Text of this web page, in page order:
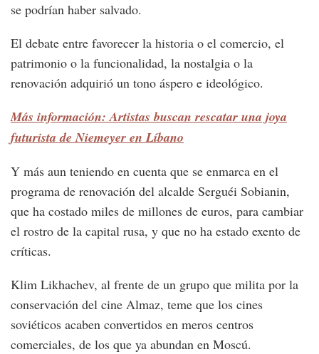
se podrían haber salvado.
El debate entre favorecer la historia o el comercio, el
patrimonio o la funcionalidad, la nostalgia o la
renovación adquirió un tono áspero e ideológico.
Más información: Artistas buscan rescatar una joya
futurista de Niemeyer en Líbano
Y más aun teniendo en cuenta que se enmarca en el
programa de renovación del alcalde Serguéi Sobianin,
que ha costado miles de millones de euros, para cambiar
el rostro de la capital rusa, y que no ha estado exento de
críticas.
Klim Likhachev, al frente de un grupo que milita por la
conservación del cine Almaz, teme que los cines
soviéticos acaben convertidos en meros centros
comerciales, de los que ya abundan en Moscú.